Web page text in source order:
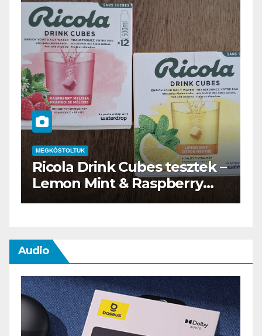
MEGKÓSTOLTUK
Waterdrop üdítő kapszula
teszt
Audio